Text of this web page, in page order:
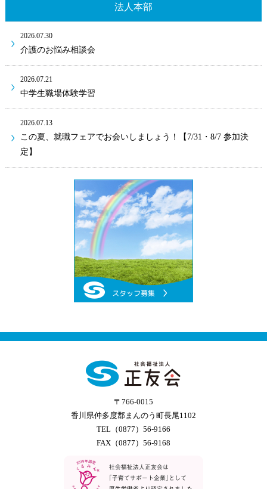
法人本部
2026.07.30
介護のお悩み相談会
2026.07.21
中学生職場体験学習
2026.07.13
この夏、就職フェアでお会いしましょう！【7/31・8/7 参加決
定】
〒766-0015
香川県仲多度郡まんのう町長尾1102
TEL（0877）56-9166
FAX（0877）56-9168